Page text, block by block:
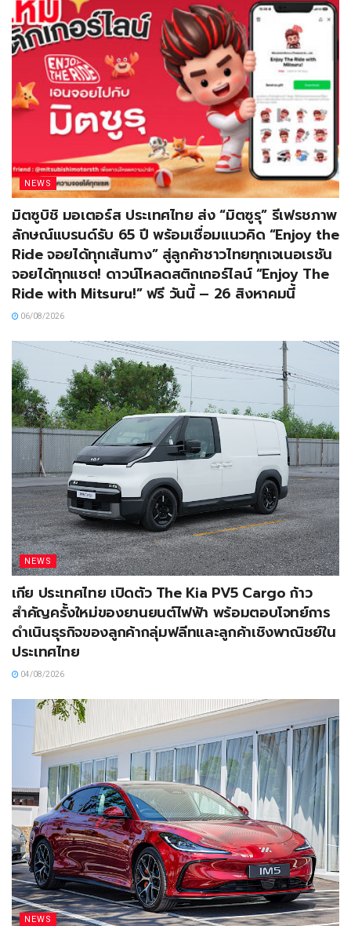
NEWS
มิตซูบิชิ มอเตอร์ส ประเทศไทย ส่ง “มิตซูรุ” รีเฟรชภาพ
ลักษณ์แบรนด์รับ 65 ปี พร้อมเชื่อมแนวคิด “Enjoy the
Ride จอยได้ทุกเส้นทาง” สู่ลูกค้าชาวไทยทุกเจเนอเรชัน
จอยได้ทุกแชต! ดาวน์โหลดสติกเกอร์ไลน์ “Enjoy The
Ride with Mitsuru!” ฟรี วันนี้ – 26 สิงหาคมนี้
06/08/2026
NEWS
เกีย ประเทศไทย เปิดตัว The Kia PV5 Cargo ก้าว
สำคัญครั้งใหม่ของยานยนต์ไฟฟ้า พร้อมตอบโจทย์การ
ดำเนินธุรกิจของลูกค้ากลุ่มฟลีทและลูกค้าเชิงพาณิชย์ใน
ประเทศไทย
04/08/2026
NEWS